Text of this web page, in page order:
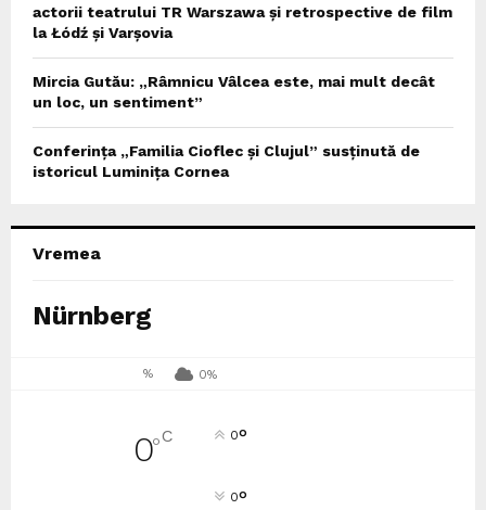
actorii teatrului TR Warszawa și retrospective de film
la Łódź și Varșovia
Mircia Gutău: „Râmnicu Vâlcea este, mai mult decât
un loc, un sentiment”
Conferința „Familia Cioflec și Clujul” susținută de
istoricul Luminița Cornea
Vremea
Nürnberg
% 0%
0°C 0°
0°